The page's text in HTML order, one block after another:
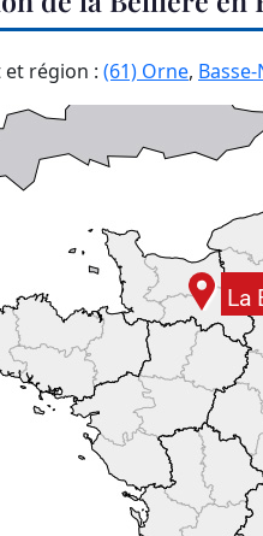
région : (61) Orne,